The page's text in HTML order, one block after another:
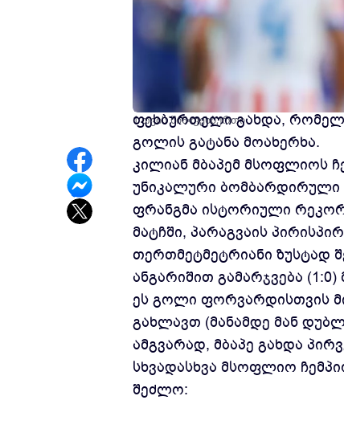
1 თვის წინ ფეხბურთი
საფრანგეთის ნაკრების
ფეხბურთელი გახდა,
გოლის გატანა მოახერხა.
კილიან მბაპემ მსოფლიოს
უნიკალური ბომბარდირული
ფრანგმა ისტორიული
მატჩში, პარაგვაის
თერთმეტმეტრიანი ზუსტად
ანგარიშით გამარჯვება (1:0)
ეს გოლი ფორვარდისთვის
გახლავთ (მანამდე მან
ამგვარად, მბაპე გახდა
სხვადასხვა მსოფლიო
შეძლო: